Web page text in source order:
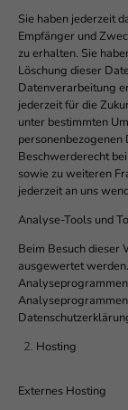
Sie haben jederzeit
Empfänger und
zu erhalten. Sie
Löschung dieser
Datenverarbeitung
jederzeit für die
unter bestimmten
Beschwerderecht
sowie zu weiteren
jederzeit an uns
Analyse-Tools und
Beim Besuch dieser
ausgewertet
Hosting
Externes Hosting